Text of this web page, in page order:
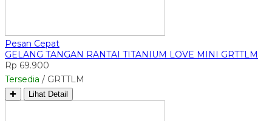
Pesan Cepat
GELANG TANGAN RANTAI TITANIUM LOVE MINI GRTTLM
Rp 69.900
Tersedia / GRTTLM
✚ Lihat Detail